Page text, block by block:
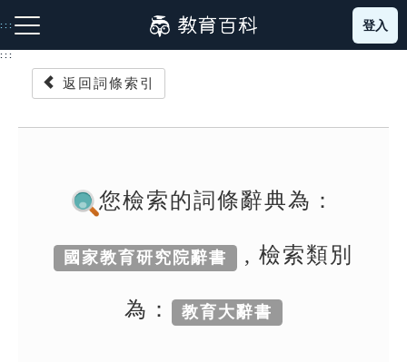
到
主
::: 登入
:::
返回詞條索引
您檢索的詞條辭典為：
國家教育研究院辭書 , 檢索類別
為： 教育大辭書